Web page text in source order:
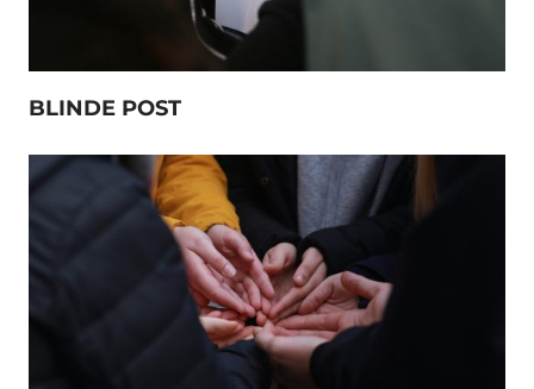
BLINDE POST